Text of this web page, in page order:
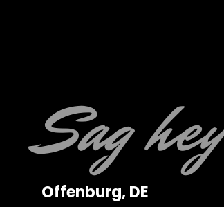
Sag hey
Offenburg, DE